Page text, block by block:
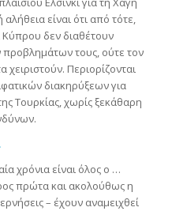
είναι ότι από τότε,
Κύπρου δεν διαθέτουν
προβλημάτων τους, ούτε τον
χειριστούν. Περιορίζονται
διακηρύξεων για
Τουρκίας, χωρίς ξεκάθαρη
χρόνια είναι όλος ο …
πρώτα και ακολούθως η
– έχουν αναμειχθεί